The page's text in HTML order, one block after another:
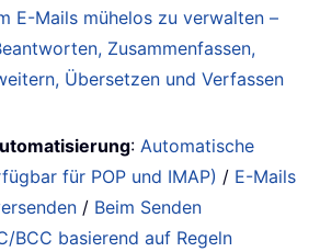
E-Mails mühelos zu verwalten –
Zusammenfassen,
Übersetzen und Verfassen
:Automatische
für POP und IMAP) / E-Mails
/ Beim Senden
BCC basierend auf Regeln